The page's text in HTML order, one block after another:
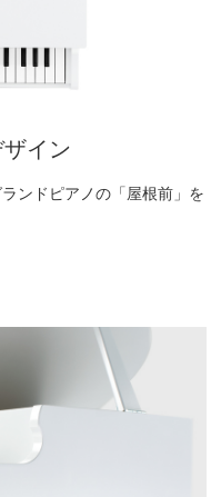
イン
ンドピアノの「屋根前」を